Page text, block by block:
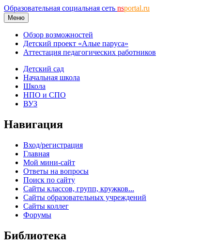
Образовательная социальная сеть nsportal.ru
Меню
Обзор возможностей
Детский проект «Алые паруса»
Аттестация педагогических работников
Детский сад
Начальная школа
Школа
НПО и СПО
ВУЗ
Навигация
Вход/регистрация
Главная
Мой мини-сайт
Ответы на вопросы
Поиск по сайту
Сайты классов, групп, кружков...
Сайты образовательных учреждений
Сайты коллег
Форумы
Библиотека